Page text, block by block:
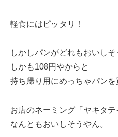
軽食にはピッタリ！
しかしパンがどれもおいしそ
しかも108円やからと
持ち帰り用にめっちゃパンを
お店のネーミング「ヤキタテ
なんともおいしそうやん。